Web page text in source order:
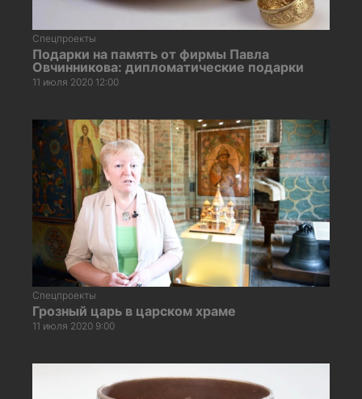
Спецпроекты
Подарки на память от фирмы Павла
Овчинникова: дипломатические подарки
11 июля 2020 12:00
Спецпроекты
Грозный царь в царском храме
11 июля 2020 9:00